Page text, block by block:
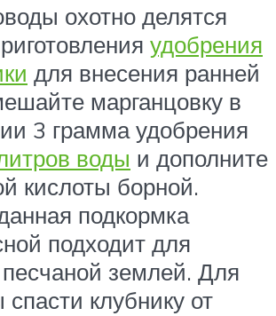
охотно делятся
удобрения
для внесения ранней
марганцовку в
3 грамма удобрения
воды и дополните
кислоты борной.
подкормка
подходит для
песчаной землей. Для
спасти клубнику от